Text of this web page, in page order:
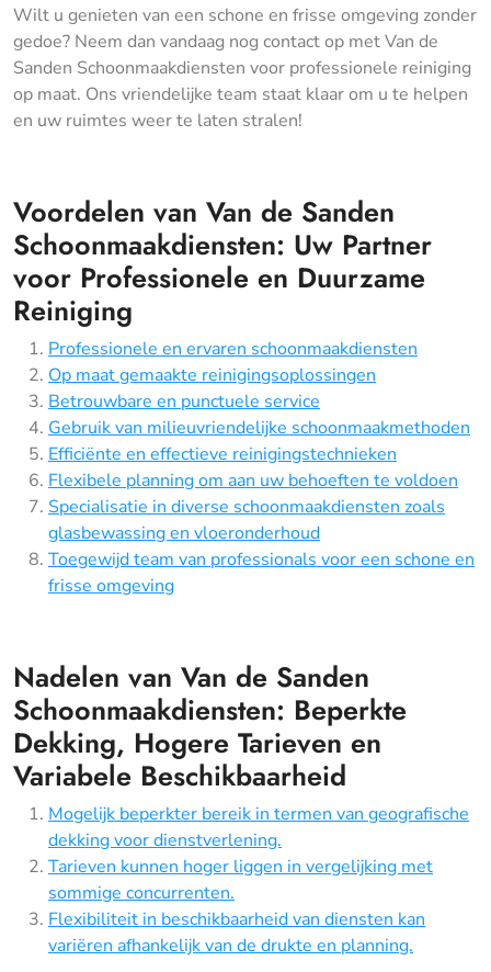
Wilt u genieten van een schone en frisse omgeving zonder
gedoe? Neem dan vandaag nog contact op met Van de
Sanden Schoonmaakdiensten voor professionele reiniging
op maat. Ons vriendelijke team staat klaar om u te helpen
en uw ruimtes weer te laten stralen!
Voordelen van Van de Sanden
Schoonmaakdiensten: Uw Partner
voor Professionele en Duurzame
Reiniging
Professionele en ervaren schoonmaakdiensten
Op maat gemaakte reinigingsoplossingen
Betrouwbare en punctuele service
Gebruik van milieuvriendelijke schoonmaakmethoden
Efficiënte en effectieve reinigingstechnieken
Flexibele planning om aan uw behoeften te voldoen
Specialisatie in diverse schoonmaakdiensten zoals
glasbewassing en vloeronderhoud
Toegewijd team van professionals voor een schone en
frisse omgeving
Nadelen van Van de Sanden
Schoonmaakdiensten: Beperkte
Dekking, Hogere Tarieven en
Variabele Beschikbaarheid
Mogelijk beperkter bereik in termen van geografische
dekking voor dienstverlening.
Tarieven kunnen hoger liggen in vergelijking met
sommige concurrenten.
Flexibiliteit in beschikbaarheid van diensten kan
variëren afhankelijk van de drukte en planning.